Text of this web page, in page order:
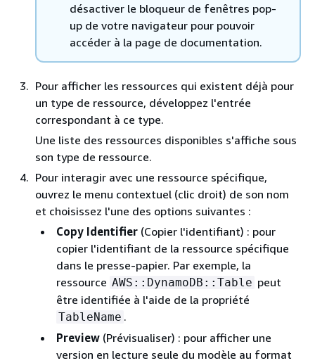
désactiver le bloqueur de fenêtres pop-
up de votre navigateur pour pouvoir
accéder à la page de documentation.
Pour afficher les ressources qui existent déjà pour
un type de ressource, développez l'entrée
correspondant à ce type.
Une liste des ressources disponibles s'affiche sous
son type de ressource.
Pour interagir avec une ressource spécifique,
ouvrez le menu contextuel (clic droit) de son nom
et choisissez l'une des options suivantes :
Copy Identifier (Copier l'identifiant) : pour
copier l'identifiant de la ressource spécifique
dans le presse-papier. Par exemple, la
ressource AWS::DynamoDB::Table peut
être identifiée à l'aide de la propriété
TableName .
Preview (Prévisualiser) : pour afficher une
version en lecture seule du modèle au format